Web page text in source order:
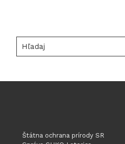
Štátna ochrana prírody SR